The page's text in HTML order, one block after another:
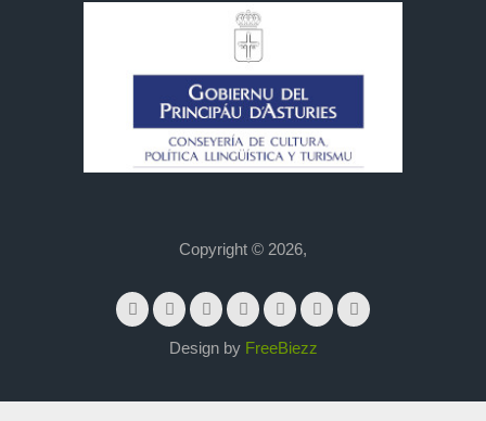
Copyright © 2026,
Design by FreeBiezz